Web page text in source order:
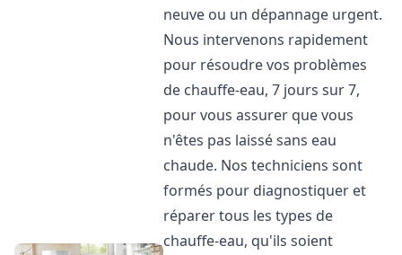
neuve ou un dépannage urgent.
Nous intervenons rapidement
pour résoudre vos problèmes
de chauffe-eau, 7 jours sur 7,
pour vous assurer que vous
n'êtes pas laissé sans eau
chaude. Nos techniciens sont
formés pour diagnostiquer et
réparer tous les types de
chauffe-eau, qu'ils soient